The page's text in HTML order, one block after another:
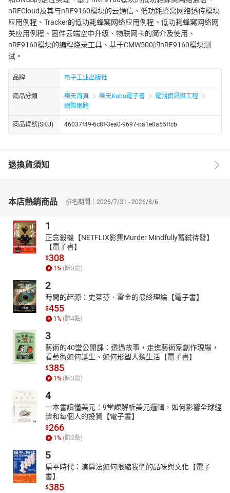
nRFCloud及其与nRF9160模块的云通信、低功耗蜂窝网络透传模块
应用例程、Tracker的低功耗蜂窝网络应用例程、低功耗蜂窝网络网
关应用例程、固件云端空中升级、物联网卡的简介及使用、
nRF9160模块的编程烧录工具、基于CMW500的nRF9160模块测
试。
品牌 电子工业出版社
商品分類 樂天首頁 樂天Kobo電子書
電腦資訊與工程
網際網路
商品貨號(SKU) 46037f49-6c8f-3ea0-9697-ba1e0a55ffcb
退換貨須知
本店熱銷商品 排名期間：2026/7/31 - 2026/8/6
1
正念殺機【NETFLIX影集Murder Mindfully蓄弒待發】
【電子書】
$308
1% (賺3點)
2
時間的起源：史蒂芬．霍金的最終理論【電子書】
$455
1% (賺4點)
3
藝術的40堂公開課：透過故事，走進藝術家創作現場，
看藝術如何誕生、如何形塑人類生活【電子書】
$385
1% (賺3點)
4
一本書讀懂美元：9堂課解析美元邏輯，如何影響全球經
濟和每個人的投資【電子書】
$266
1% (賺2點)
5
扁平時代：演算法如何限縮我們的品味與文化【電子
書】
$385